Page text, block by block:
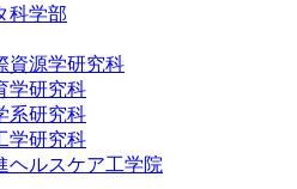
科学部
資源学研究科
学研究科
系研究科
学研究科
ヘルスケア工学院